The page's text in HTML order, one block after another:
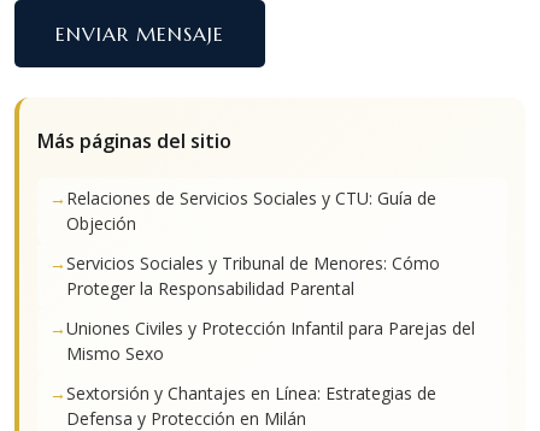
ENVIAR MENSAJE
Más páginas del sitio
Relaciones de Servicios Sociales y CTU: Guía de
Objeción
Servicios Sociales y Tribunal de Menores: Cómo
Proteger la Responsabilidad Parental
Uniones Civiles y Protección Infantil para Parejas del
Mismo Sexo
Sextorsión y Chantajes en Línea: Estrategias de
Defensa y Protección en Milán